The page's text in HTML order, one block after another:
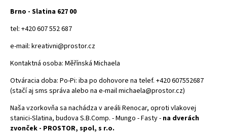
Brno - Slatina 627 00
tel: +420 607 552 687
e-mail: kreativni@prostor.cz
Kontaktná osoba: Měřínská Michaela
Otváracia doba: Po-Pi: iba po dohovore na telef. +420 607552687
(stačí aj sms správa alebo na e-mail michaela@prostor.cz)
Naša vzorkovňa sa nachádza v areáli Renocar, oproti vlakovej
stanici-Slatina, budova S.B.Comp. - Mungo - Fasty - na dverách
zvonček - PROSTOR, spol, s r.o.